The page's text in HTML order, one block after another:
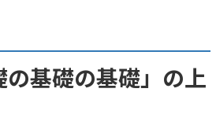
基礎の基礎」の上